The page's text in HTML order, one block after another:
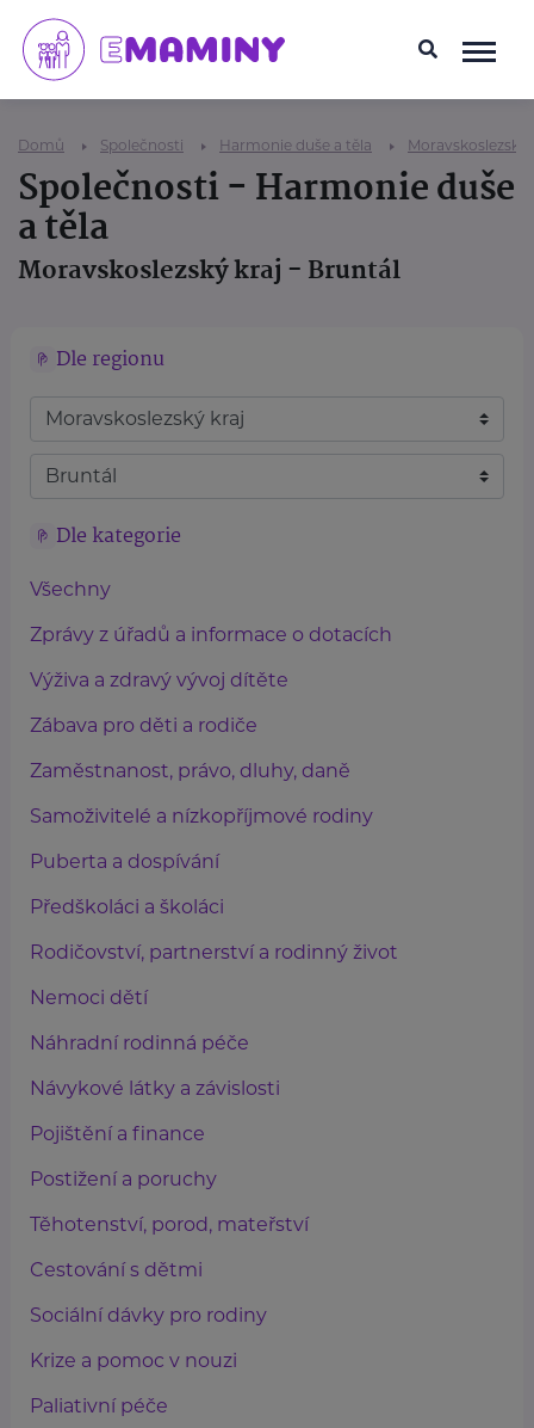
Domů Společnosti Harmonie duše a těla Moravskoslezský
Společnosti - Harmonie duše
a těla
Moravskoslezský kraj - Bruntál
Dle regionu
Dle kategorie
Všechny
Zprávy z úřadů a informace o dotacích
Výživa a zdravý vývoj dítěte
Zábava pro děti a rodiče
Zaměstnanost, právo, dluhy, daně
Samoživitelé a nízkopříjmové rodiny
Puberta a dospívání
Předškoláci a školáci
Rodičovství, partnerství a rodinný život
Nemoci dětí
Náhradní rodinná péče
Návykové látky a závislosti
Pojištění a finance
Postižení a poruchy
Těhotenství, porod, mateřství
Cestování s dětmi
Sociální dávky pro rodiny
Krize a pomoc v nouzi
Paliativní péče